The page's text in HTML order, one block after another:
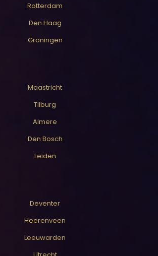
Rotterdam
Den Haag
Groningen
Maastricht
Tilburg
Almere
Den Bosch
Leiden
Deventer
Heerenveen
Leeuwarden